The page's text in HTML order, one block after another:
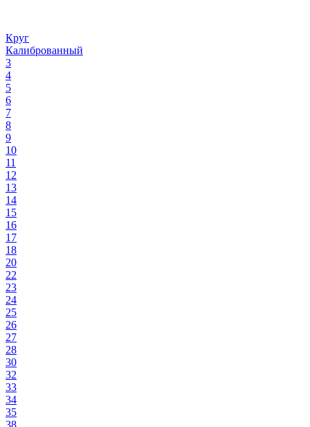
Круг
Калиброванный
3
4
5
6
7
8
9
10
11
12
13
14
15
16
17
18
20
22
23
24
25
26
27
28
30
32
33
34
35
38